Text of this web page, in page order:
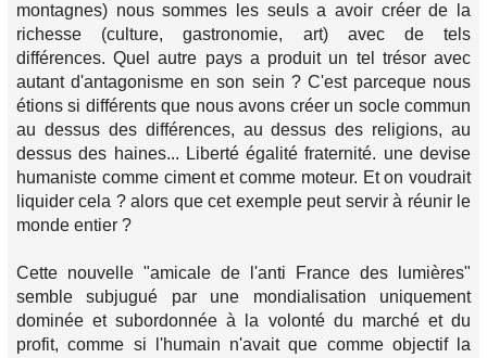
montagnes) nous sommes les seuls a avoir créer de la
richesse (culture, gastronomie, art) avec de tels
différences. Quel autre pays a produit un tel trésor avec
autant d'antagonisme en son sein ? C'est parceque nous
étions si différents que nous avons créer un socle commun
au dessus des différences, au dessus des religions, au
dessus des haines... Liberté égalité fraternité. une devise
humaniste comme ciment et comme moteur. Et on voudrait
liquider cela ? alors que cet exemple peut servir à réunir le
monde entier ?
Cette nouvelle "amicale de l'anti France des lumières"
semble subjugué par une mondialisation uniquement
dominée et subordonnée à la volonté du marché et du
profit, comme si l'humain n'avait que comme objectif la